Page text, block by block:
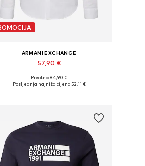
ARMANI EXCHANGE
57,90 €
Dostupne veličine: XS, S, M, L, XL, XXL
Prvotno: 84,90 €
Posljednja najniža cijena:52,11 €